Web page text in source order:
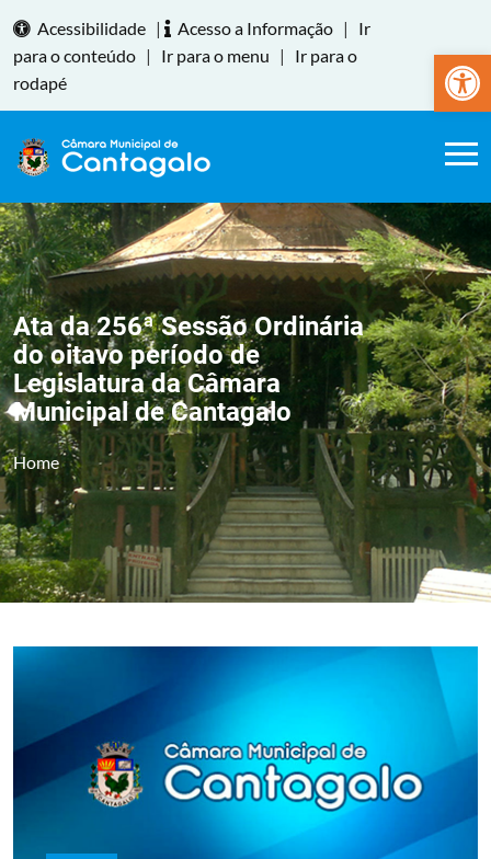
Abrir
Acessibilidade | Acesso a Informação |
Ir
para o conteúdo | Ir para o menu |
Ir para o
rodapé
Ata da 256ª Sessão Ordinária
do oitavo período de
Legislatura da Câmara
Municipal de Cantagalo
Home